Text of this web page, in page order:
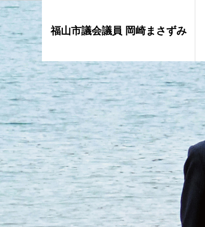
福山市議会議員 岡崎まさずみ